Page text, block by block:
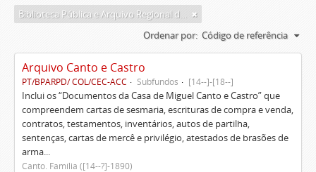
Biblioteca Pública e Arquivo Regional de Ponta Delgada
Ordenar por: Código de referência
Arquivo Canto e Castro
PT/BPARPD/ COL/CEC-ACC Subfundos [14--]-[18--]
Inclui os “Documentos da Casa de Miguel Canto e Castro” que
compreendem cartas de sesmaria, escrituras de compra e venda,
contratos, testamentos, inventários, autos de partilha,
sentenças, cartas de mercê e privilégio, atestados de brasões de
arma...
Canto. Família ([14--?]-1890)